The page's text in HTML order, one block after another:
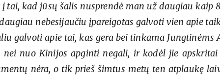
tai, kad jūsų šalis nusprendė man už daugiau kaip
nebesijaučiu įpareigotas galvoti vien apie
galvoti apie tai, kas gera bei tinkama Jungtinėms
nei nuo Kinijos apginti negali, ir kodėl jie
nėra, o tik prieš šimtus metų ten atplaukę